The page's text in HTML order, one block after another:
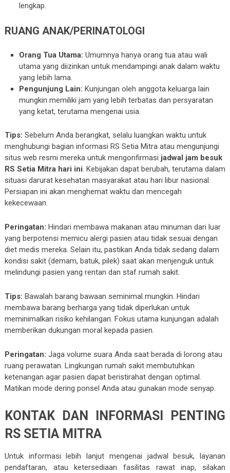
lengkap.
RUANG ANAK/PERINATOLOGI
Orang Tua Utama: Umumnya hanya orang tua atau wali
utama yang diizinkan untuk mendampingi anak dalam waktu
yang lebih lama.
Pengunjung Lain: Kunjungan oleh anggota keluarga lain
mungkin memiliki jam yang lebih terbatas dan persyaratan
yang ketat, terutama mengenai usia.
Tips: Sebelum Anda berangkat, selalu luangkan waktu untuk
menghubungi bagian informasi RS Setia Mitra atau mengunjungi
situs web resmi mereka untuk mengonfirmasi jadwal jam besuk
RS Setia Mitra hari ini. Kebijakan dapat berubah, terutama dalam
situasi darurat kesehatan masyarakat atau hari libur nasional.
Persiapan ini akan menghemat waktu dan mencegah
kekecewaan.
Peringatan: Hindari membawa makanan atau minuman dari luar
yang berpotensi memicu alergi pasien atau tidak sesuai dengan
diet medis mereka. Selain itu, pastikan Anda tidak sedang dalam
kondisi sakit (demam, batuk, pilek) saat akan menjenguk untuk
melindungi pasien yang rentan dan staf rumah sakit.
Tips: Bawalah barang bawaan seminimal mungkin. Hindari
membawa barang berharga yang tidak diperlukan untuk
meminimalkan risiko kehilangan. Fokus utama kunjungan adalah
memberikan dukungan moral kepada pasien.
Peringatan: Jaga volume suara Anda saat berada di lorong atau
ruang perawatan. Lingkungan rumah sakit membutuhkan
ketenangan agar pasien dapat beristirahat dengan optimal.
Matikan mode dering ponsel Anda atau gunakan mode senyap.
KONTAK DAN INFORMASI PENTING
RS SETIA MITRA
Untuk informasi lebih lanjut mengenai jadwal besuk, layanan
pendaftaran, atau ketersediaan fasilitas rawat inap, silakan